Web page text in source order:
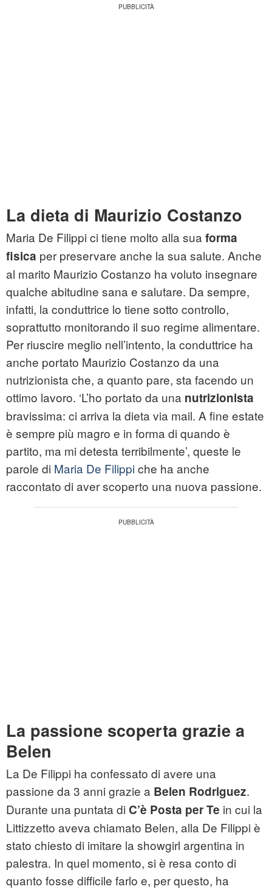
La dieta di Maurizio Costanzo
Maria De Filippi ci tiene molto alla sua forma
fisica per preservare anche la sua salute. Anche
al marito Maurizio Costanzo ha voluto insegnare
qualche abitudine sana e salutare. Da sempre,
infatti, la conduttrice lo tiene sotto controllo,
soprattutto monitorando il suo regime alimentare.
Per riuscire meglio nell’intento, la conduttrice ha
anche portato Maurizio Costanzo da una
nutrizionista che, a quanto pare, sta facendo un
ottimo lavoro. ‘L’ho portato da una nutrizionista
bravissima: ci arriva la dieta via mail. A fine estate
è sempre più magro e in forma di quando è
partito, ma mi detesta terribilmente’, queste le
parole di Maria De Filippiche ha anche
raccontato di aver scoperto una nuova passione.
La passione scoperta grazie a
Belen
La De Filippi ha confessato di avere una
passione da 3 anni grazie a Belen Rodriguez.
Durante una puntata di C’è Posta per Te in cui la
Littizzetto aveva chiamato Belen, alla De Filippi è
stato chiesto di imitare la showgirl argentina in
palestra. In quel momento, si è resa conto di
quanto fosse difficile farlo e, per questo, ha